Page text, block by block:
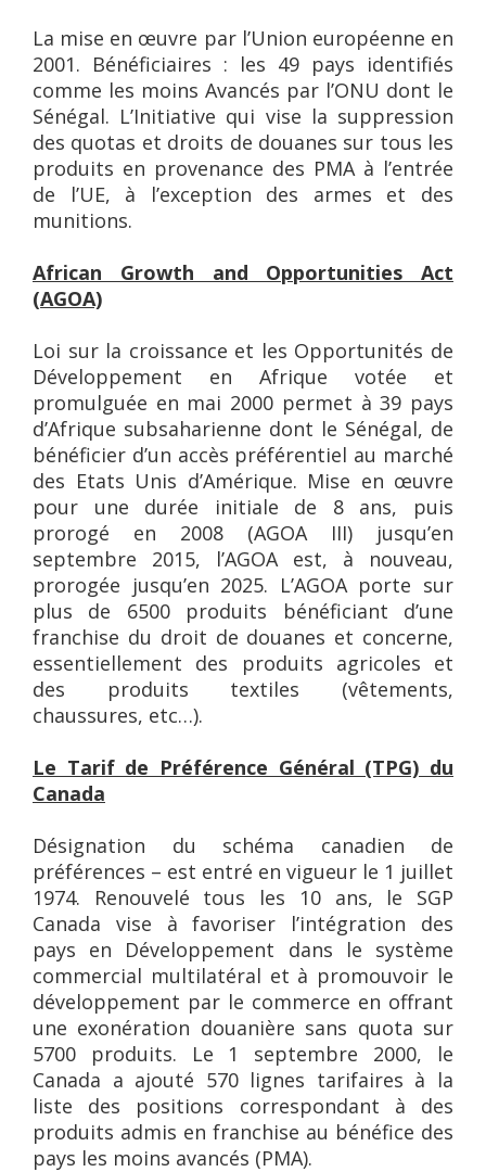
La mise en œuvre par l’Union européenne en
2001. Bénéficiaires : les 49 pays identifiés
comme les moins Avancés par l’ONU dont le
Sénégal. L’Initiative qui vise la suppression
des quotas et droits de douanes sur tous les
produits en provenance des PMA à l’entrée
de l’UE, à l’exception des armes et des
munitions.
African Growth and Opportunities Act
(AGOA)
Loi sur la croissance et les Opportunités de
Développement en Afrique votée et
promulguée en mai 2000 permet à 39 pays
d’Afrique subsaharienne dont le Sénégal, de
bénéficier d’un accès préférentiel au marché
des Etats Unis d’Amérique. Mise en œuvre
pour une durée initiale de 8 ans, puis
prorogé en 2008 (AGOA III) jusqu’en
septembre 2015, l’AGOA est, à nouveau,
prorogée jusqu’en 2025. L’AGOA porte sur
plus de 6500 produits bénéficiant d’une
franchise du droit de douanes et concerne,
essentiellement des produits agricoles et
des produits textiles (vêtements,
chaussures, etc…).
Le Tarif de Préférence Général (TPG) du
Canada
Désignation du schéma canadien de
préférences – est entré en vigueur le 1 juillet
1974. Renouvelé tous les 10 ans, le SGP
Canada vise à favoriser l’intégration des
pays en Développement dans le système
commercial multilatéral et à promouvoir le
développement par le commerce en offrant
une exonération douanière sans quota sur
5700 produits. Le 1
septembre 2000, le
Canada a ajouté 570 lignes tarifaires à la
liste des positions correspondant à des
produits admis en franchise au bénéfice des
pays les moins avancés (PMA).